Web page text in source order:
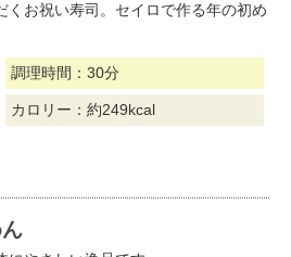
くお祝い寿司。セイロで作る年の初め
調理時間：30分
カロリー：約249kcal